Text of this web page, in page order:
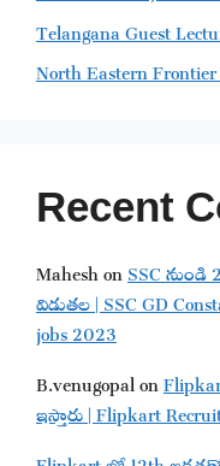
Telangana Guest
North Eastern
Recent
MaheshonSSC
విడుతల | SSC GD
jobs 2023
B.venugopalon
ఇస్తారు | Flipkart